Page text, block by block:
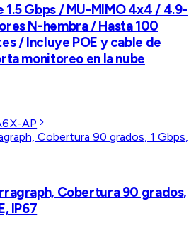
Gbps / MU-MIMO 4x4 / 4.9-
N-hembra / Hasta 100
/ Incluye POE y cable de
monitoreo en la nube
AP
Cobertura 90 grados,
IP67